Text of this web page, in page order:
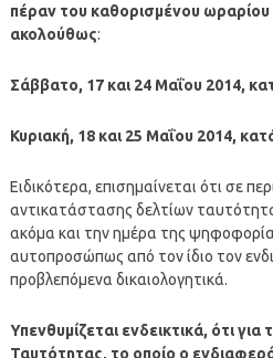
πέραν του καθορισμένου ωραρίου
ακολούθως:
Σάββατο, 17 και 24 Μαΐου 2014,
Κυριακή, 18 και 25 Μαΐου 2014,
Ειδικότερα, επισημαίνεται ότι σε
αντικατάστασης δελτίων
ακόμα και την ημέρα της
αυτοπροσώπως από τον ίδιο τον
προβλεπόμενα δικαιολογητικά.
Υπενθυμίζεται ενδεικτικά, ότι
Ταυτότητας, το οποίο ο